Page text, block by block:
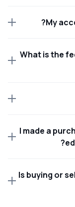
My
What is the
I made a
Is buying or